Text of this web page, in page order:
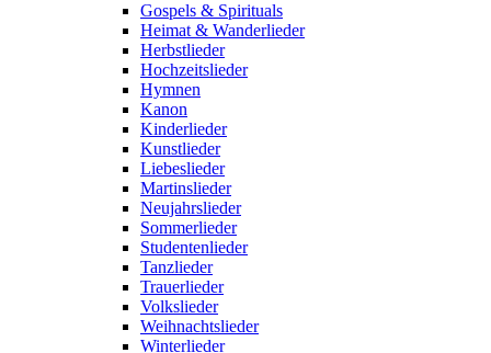
Gospels & Spirituals
Heimat & Wanderlieder
Herbstlieder
Hochzeitslieder
Hymnen
Kanon
Kinderlieder
Kunstlieder
Liebeslieder
Martinslieder
Neujahrslieder
Sommerlieder
Studentenlieder
Tanzlieder
Trauerlieder
Volkslieder
Weihnachtslieder
Winterlieder